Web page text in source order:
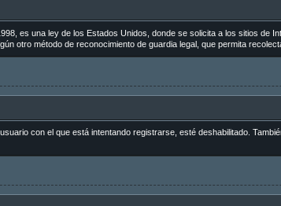
es una ley de los Estados Unidos, donde se solicita a los sitios de
otro método de reconocimiento de guardia legal, que permita
con el que está intentando registrarse, esté deshabilitado.